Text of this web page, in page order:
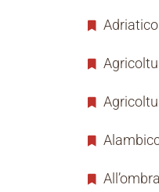
Adriatico